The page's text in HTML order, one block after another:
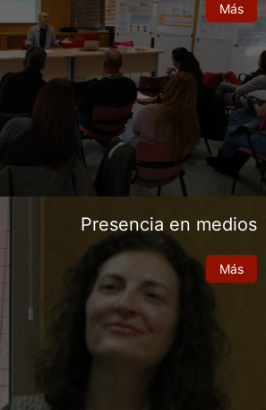
Más
Presencia en medios
Más